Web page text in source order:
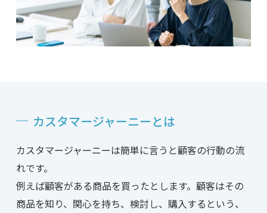
カスタマージャーニーとは
カスタマージャーニーは簡単に言うと顧客の行動の流
れです。
例えば顧客がある商品を買ったとします。顧客はその
商品を知り、関心を持ち、検討し、購入するという、